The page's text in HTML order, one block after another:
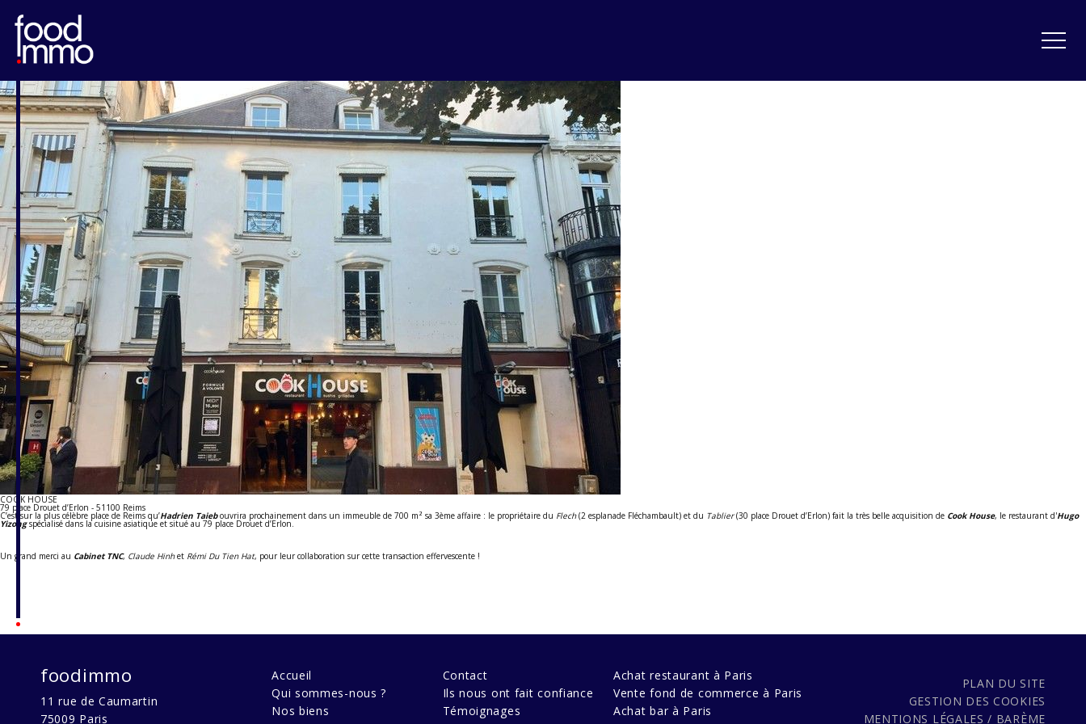
COOK HOUSE
79 place Drouet d’Erlon - 51100 Reims
C’est sur la plus célèbre place de Reims qu’Hadrien Taiebouvrira prochainement dans un immeuble de 700 m² sa 3ème affaire : le propriétaire du Flech(2 esplanade Fléchambault) et du Tablier(30 place Drouet d’Erlon) fait la très belle acquisition de Cook House, le restaurant d'Hugo
Yizongspécialisé dans la cuisine asiatique et situé au 79 place Drouet d’Erlon.
Un grand merci au Cabinet TNC, Claude Hinhet Rémi Du Tien Hat, pour leur collaboration sur cette transaction effervescente !
foodimmo
11 rue de Caumartin
75009 Paris
Accueil
Qui sommes-nous ?
Nos biens
Contact
Ils nous ont fait confiance
Témoignages
Achat restaurant à Paris
Vente fond de commerce à Paris
Achat bar à Paris
PLAN DU SITE
GESTION DES COOKIES
MENTIONS LÉGALES / BARÈME